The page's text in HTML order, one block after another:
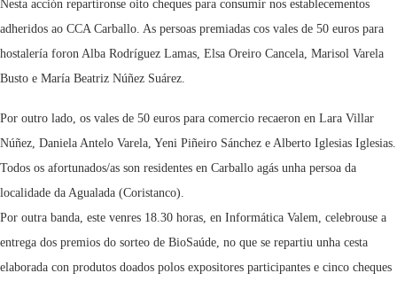
Nesta acción repartíronse oito cheques para consumir nos establecementos
adheridos ao CCA Carballo. As persoas premiadas cos vales de 50 euros para
hostalería foron Alba Rodríguez Lamas, Elsa Oreiro Cancela, Marisol Varela
Busto e María Beatriz Núñez Suárez.
Por outro lado, os vales de 50 euros para comercio recaeron en Lara Villar
Núñez, Daniela Antelo Varela, Yeni Piñeiro Sánchez e Alberto Iglesias Iglesias.
Todos os afortunados/as son residentes en Carballo agás unha persoa da
localidade da Agualada (Coristanco).
Por outra banda, este venres 18.30 horas, en Informática Valem, celebrouse a
entrega dos premios do sorteo de BioSaúde, no que se repartiu unha cesta
elaborada con produtos doados polos expositores participantes e cinco cheques